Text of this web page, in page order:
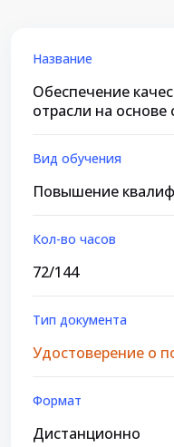
Название
Обеспечение
отрасли на основе
Вид обучения
Повышение
Кол-во часов
72/144
Тип документа
Удостоверение о
Формат
Дистанционно